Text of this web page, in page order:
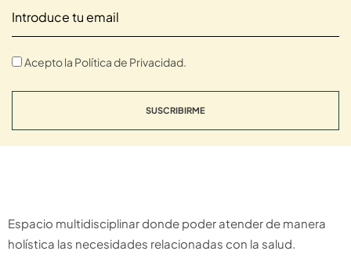
Acepto la Política de Privacidad.
SUSCRIBIRME
Espacio multidisciplinar donde poder atender de manera
holística las necesidades relacionadas con la salud.